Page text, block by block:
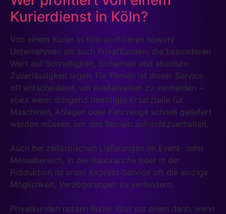
Kurierdienst in Köln?
Von einem Kurier in Köln profitieren sowohl
Unternehmen als auch Privatkunden, die besonderen
Wert auf Schnelligkeit, Sicherheit und absolute
Zuverlässigkeit legen. Für Firmen ist dieser Service
oft entscheidend, um Ausfallzeiten zu vermeiden –
etwa wenn dringend benötigte Ersatzteile für
Maschinen, Anlagen oder Fahrzeuge schnell geliefert
werden müssen, um den Betrieb aufrechtzuerhalten.
Auch bei zeitkritischen Lieferungen im Event- oder
Messebereich, in der Baubranche oder in der
Produktion ist unser Express Service oft die einzige
Möglichkeit, Verzögerungen zu verhindern.
Privatkunden nutzen Kurier Köln vor allem dann, wenn